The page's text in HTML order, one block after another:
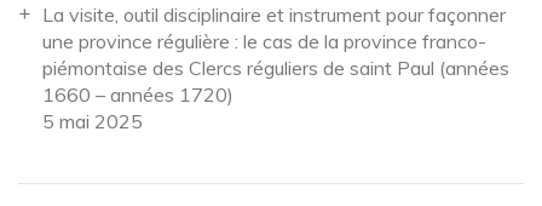
La visite, outil disciplinaire et instrument pour façonner
une province régulière : le cas de la province franco-
piémontaise des Clercs réguliers de saint Paul (années
1660 – années 1720)
5 mai 2025